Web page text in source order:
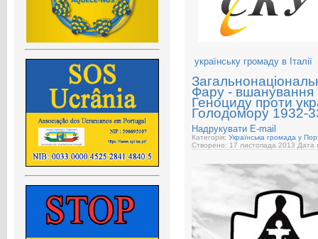
українську громаду в Італії
Фару - вшанування
Геноциду проти
Голодомору 1932-
Надрукувати E-mail
Категорія: Українська громада у
Створено: 17 листопада 2013 Дата